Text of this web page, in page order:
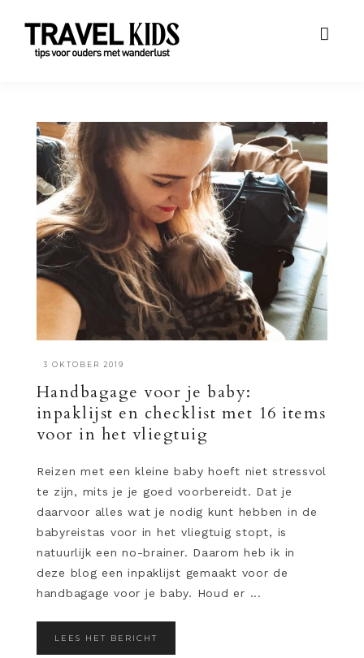
3 OKTOBER 2019
Handbagage voor je baby:
inpaklijst en checklist met 16 items
voor in het vliegtuig
Reizen met een kleine baby hoeft niet stressvol
te zijn, mits je je goed voorbereidt. Dat je
daarvoor alles wat je nodig kunt hebben in de
babyreistas voor in het vliegtuig stopt, is
natuurlijk een no-brainer. Daarom heb ik in
deze blog een inpaklijst gemaakt voor de
handbagage voor je baby. Houd er ...
LEES HET BERICHT